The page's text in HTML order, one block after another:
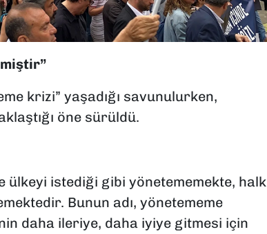
krizi” yaşadığı savunulurken,
öne sürüldü.
ülkeyi istediği gibi yönetememekte, halk
Bunun adı, yönetememe
daha ileriye, daha iyiye gitmesi için